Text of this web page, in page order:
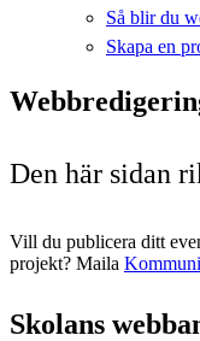
Så blir du
Skapa en
Den här sidan
Vill du publicera ditt
projekt? Maila
Skolans